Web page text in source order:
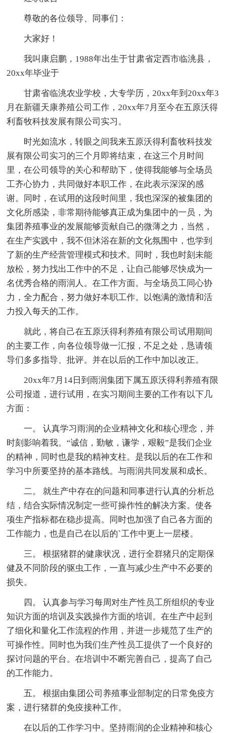
尊敬的各位领导、同事们：
大家好！
我叫康启鹏，1988年出生于甘肃省定西市临洮县，
20xx年毕业于
甘肃省临洮农业学校，大专学历，20xx年到20xx年3
月在新疆天康养殖公司工作，20xx年7月至今在五原沃得
利畜牧科技发展有限公司实习。
时光如流水，转眼之间我来五原沃得利畜牧科技发
展有限公司实习的三个月即将结束，在这三个月时间
里，在公司领导的关心和帮助下，使得我能够与全场员
工齐心协力，共同做好本职工作，在此表示深深的感
谢。同时，在试用的这段时间里，我也深深的被集团的
文化所感染，非常期待能够真正成为集团中的一员，为
集团养殖事业的发展能够贡献自己的微薄之力，当然，
在生产实践中，我不但沐浴在新的文化氛围中，也学到
了新的生产经营管理模式和技术。同时，我也时刻未能
放松，努力找出工作中的不足，让自己能够尽快成为一
名优秀合格的雨润人。在工作方面。与全场员工同心协
力，全力配合，努力做好本职工作。以饱满的激情和活
力投入每天的工作。
就此，将自己在五原沃得利养殖有限公司试用期间
的主要工作，向各位领导做一汇报，不足之处，恳请领
导们多多指导、批评。并在以后的工作中加以改正。
20xx年7月14日到雨润集团下属五原沃得利养殖有限
公司报道，进行试用，在实习期间主要的工作有以下几
方面：
一。 认真学习雨润的企业精神文化和核心理念，并
时刻影响着我。“诚信，勤敏，谦学，艰毅”是我们企业
的精神，同时也是我的精神支柱。是我以后的在工作和
学习中所要坚持的基本路线。与雨润共同发展和成长。
二。 就生产中存在的问题和同事进行认真的分析总
结，结合实际情况制定一些可操作性的解决方案。使各
项生产指标都在稳步提高。同时也加强了自己各方面的
工作能力，也是自己在以后的`工作中更上一层楼。
三。 根据猪群的健康状况，进行全群猪只的定期保
健及不同阶段的驱虫工作，一直与减少生产中不必要的
损失。
四。 认真参与学习每周对生产性员工所组织的专业
知识方面的培训及实践操作方面的培训。在生产中起到
了细化和量化工作流程的作用，并进一步规范了生产的
可操作性。同时也为我们生产性员工提供了一个良好的
探讨问题的平台。在培训中不断完善自己，提高了自己
的工作能力。
五。 根据由集团公司养殖事业部制定的日常免疫方
案，进行猪群的免疫接种工作。
在以后的工作学习中。坚持雨润的企业精神和核心